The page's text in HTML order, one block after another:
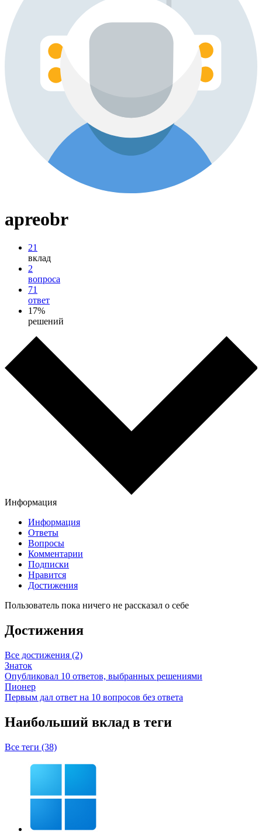
apreobr
21
вклад
2
вопроса
71
ответ
17%
решений
Информация
Информация
Ответы
Вопросы
Комментарии
Подписки
Нравится
Достижения
Пользователь пока ничего не рассказал о себе
Достижения
Все достижения (2)
Знаток
Опубликовал 10 ответов, выбранных решениями
Пионер
Первым дал ответ на 10 вопросов без ответа
Наибольший вклад в теги
Все теги (38)